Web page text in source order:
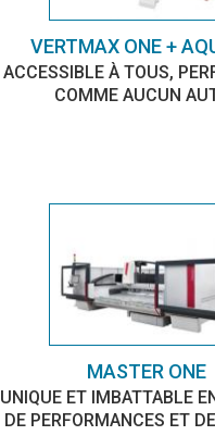
VERTMAX ONE +
ACCESSIBLE À TOUS,
COMME AUCUN
MASTER ONE
UNIQUE ET IMBATTABLE
DE PERFORMANCES ET